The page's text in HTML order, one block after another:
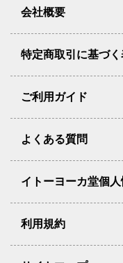
会社概要
特定商取引に基づ
ご利用ガイド
よくある質問
イトーヨーカ堂個
利用規約